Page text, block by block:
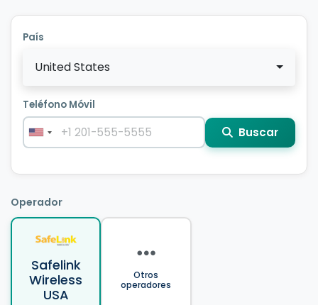
País
United States
Teléfono Móvil
Buscar
Operador
Safelink
Wireless
USA
Otros
operadores